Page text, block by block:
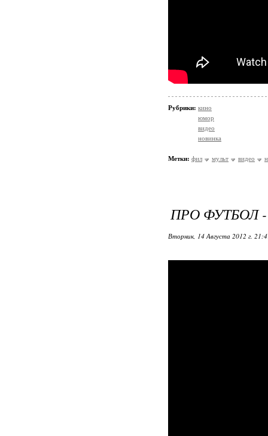
Рубрики: кино
юмор
видео
новинка
Метки: фил мульт видео
ПРО ФУТБОЛ
Вторник, 14 Августа 2012 г.